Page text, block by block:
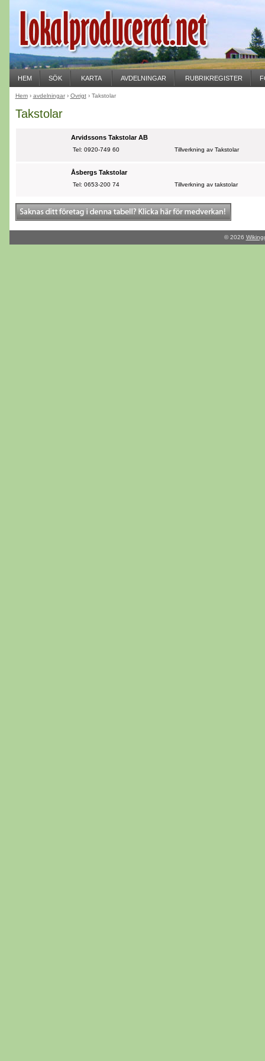
Takstolar
Arvidssons Takstolar AB
Tel: 0920-749 60 Tillverkning av Takstolar
Åsbergs Takstolar
Tel: 0653-200 74 Tillverkning av takstolar
Hem› avdelningar› Övrigt› Takstolar
© 2026
HEM SÖK KARTA AVDELNINGAR RUBRIKREGISTER